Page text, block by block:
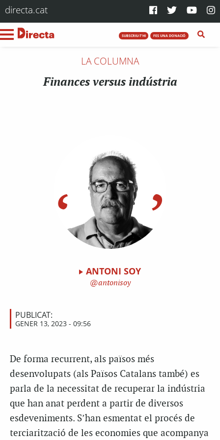
directa.cat
SUBSCRIU-T'HI FES UNA DONACIÓ
LA COLUMNA
Finances versus indústria
ANTONI SOY
antonisoy
PUBLICAT:
GENER 13, 2023 - 09:56
De forma recurrent, als països més
desenvolupats (als Països Catalans també) es
parla de la necessitat de recuperar la indústria
que han anat perdent a partir de diversos
esdeveniments. S’han esmentat el procés de
terciarització de les economies que acompanya